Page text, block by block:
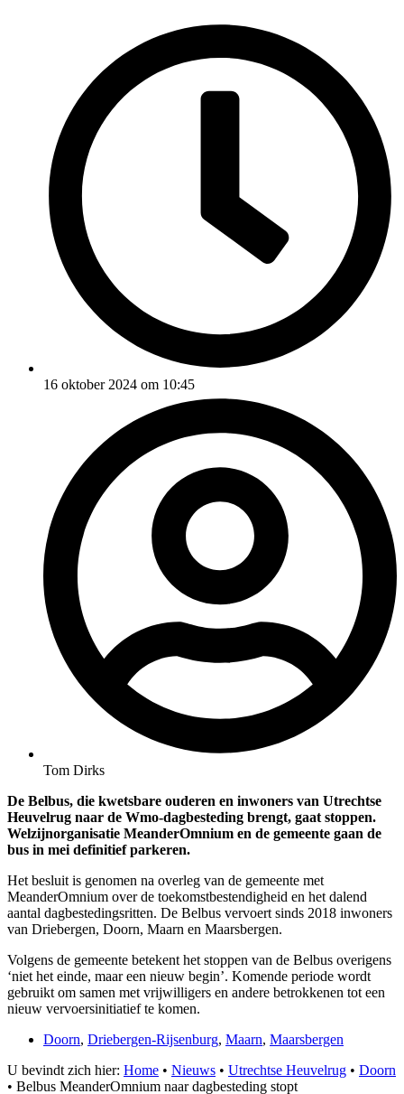
16 oktober 2024 om 10:45
Tom Dirks
De Belbus, die kwetsbare ouderen en inwoners van Utrechtse
Heuvelrug naar de Wmo-dagbesteding brengt, gaat stoppen.
Welzijnorganisatie MeanderOmnium en de gemeente gaan de
bus in mei definitief parkeren.
Het besluit is genomen na overleg van de gemeente met
MeanderOmnium over de toekomstbestendigheid en het dalend
aantal dagbestedingsritten. De Belbus vervoert sinds 2018 inwoners
van Driebergen, Doorn, Maarn en Maarsbergen.
Volgens de gemeente betekent het stoppen van de Belbus overigens
‘niet het einde, maar een nieuw begin’. Komende periode wordt
gebruikt om samen met vrijwilligers en andere betrokkenen tot een
nieuw vervoersinitiatief te komen.
Doorn, Driebergen-Rijsenburg, Maarn, Maarsbergen
U bevindt zich hier: Home • Nieuws • Utrechtse Heuvelrug • Doorn
• Belbus MeanderOmnium naar dagbesteding stopt